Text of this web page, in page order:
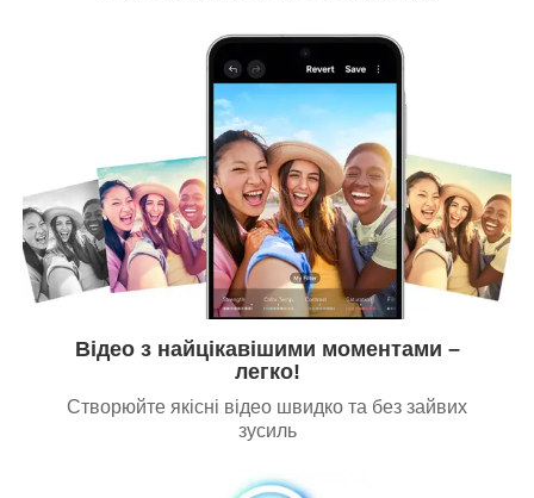
Відео з найцікавішими моментами –
легко!
Створюйте якісні відео швидко та без зайвих
зусиль